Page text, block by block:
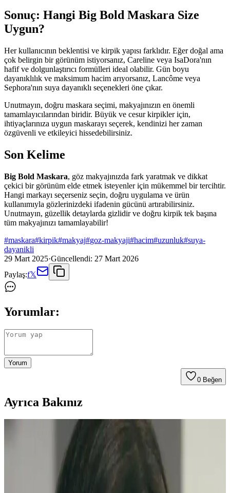
Sonuç: Hangi Big Bold Maskara Size
Uygun?
Her kullanıcının beklentisi ve kirpik yapısı farklıdır. Eğer doğal ama
çok belirgin bir görünüm istiyorsanız, Careline veya IsaDora'nın
hafif ve dolgunlaştırıcı formülleri ideal olabilir. Gün boyu
dayanıklılık ve maksimum hacim arıyorsanız, Lancôme veya
Sephora'nın suya dayanıklı seçenekleri öne çıkar.
Unutmayın, doğru maskara seçimi, makyajınızın en önemli
tamamlayıcılarından biridir. Büyük ve cesur kirpikler için,
ihtiyaçlarınıza uygun maskarayı seçerek, kendinizi her zaman
özgüvenli ve etkileyici hissedebilirsiniz.
Son Kelime
Big Bold Maskara, göz makyajınızda fark yaratmak ve dikkat
çekici bir görünüm elde etmek isteyenler için mükemmel bir tercihtir.
Hangi markayı seçerseniz seçin, doğru uygulama ve ürün
kullanımıyla gözlerinizdeki ifadenin gücünü artırabilirsiniz.
Unutmayın, güzellik detaylarda gizlidir ve doğru kirpik tek başına
tüm makyajınızı tamamlayabilir!
#maskara#kirpik#makyaj#goz-makyaji#hacim#uzunluk#suya-
dayanikli
29 Mart 2025·Güncellendi: 27 Mart 2026
Paylaş:f𝕏
Yorumlar:
Yorum
0 Beğen
Ayrıca Bakınız
Clio Kill Cover Mesh Glow Cushion Ayrışma
Sorunu ve Makyaj Uygulama Yöntemleri
Clio Kill Cover Mesh Glow cushion ürününde görülen ayrışma
sorunu, krem kapatıcı baz kullanımı ve hafif uygulama ile
azaltılabilir. Kirpiklerde maskara ve bireysel kirpik uygulaması doğal